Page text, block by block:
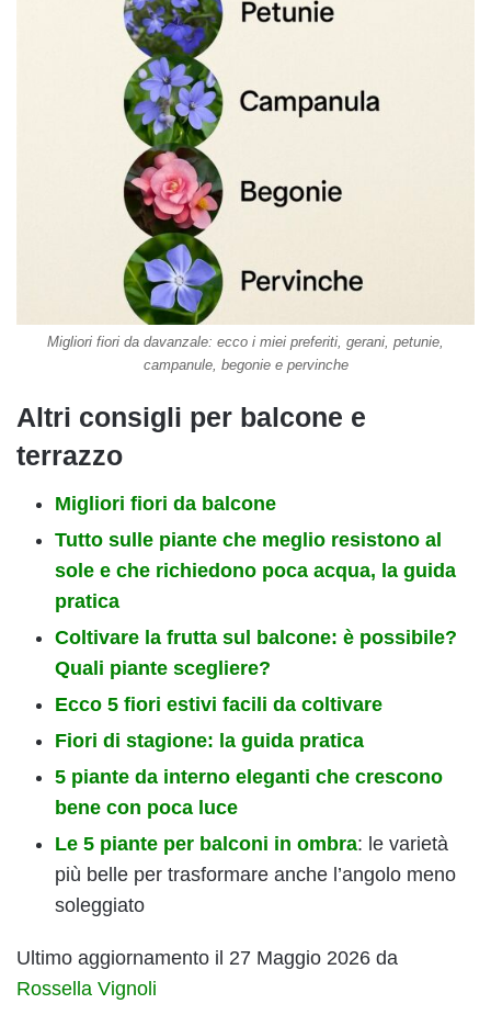
Migliori fiori da davanzale: ecco i miei preferiti, gerani, petunie,
campanule, begonie e pervinche
Altri consigli per balcone e
terrazzo
Migliori fiori da balcone
Tutto sulle piante che meglio resistono al
sole e che richiedono poca acqua, la guida
pratica
Coltivare la frutta sul balcone: è possibile?
Quali piante scegliere?
Ecco 5 fiori estivi facili da coltivare
Fiori di stagione: la guida pratica
5 piante da interno eleganti che crescono
bene con poca luce
Le 5 piante per balconi in ombra: le varietà
più belle per trasformare anche l’angolo meno
soleggiato
Ultimo aggiornamento il 27 Maggio 2026 da
Rossella Vignoli